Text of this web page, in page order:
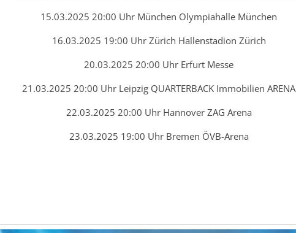
15.03.2025 20:00 Uhr München Olympiahalle München
16.03.2025 19:00 Uhr Zürich Hallenstadion Zürich
20.03.2025 20:00 Uhr Erfurt Messe
21.03.2025 20:00 Uhr Leipzig QUARTERBACK Immobilien ARENA
22.03.2025 20:00 Uhr Hannover ZAG Arena
23.03.2025 19:00 Uhr Bremen ÖVB-Arena